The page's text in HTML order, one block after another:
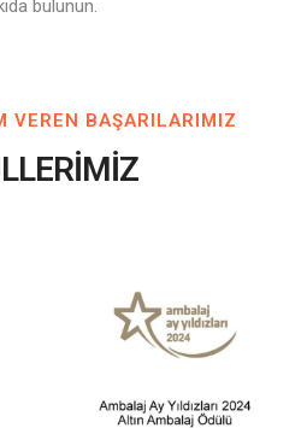
bulunun.
VEREN BAŞARILARIMIZ